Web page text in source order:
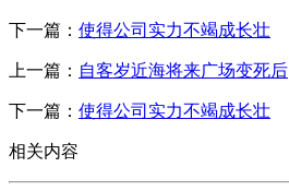
下一篇： 使得公司实力不竭成长壮
上一篇： 自客岁近海将来广场变死后
下一篇： 使得公司实力不竭成长壮
相关内容